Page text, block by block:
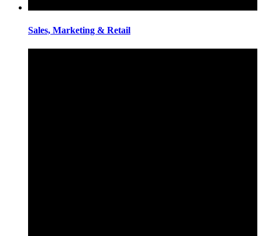
Sales, Marketing & Retail